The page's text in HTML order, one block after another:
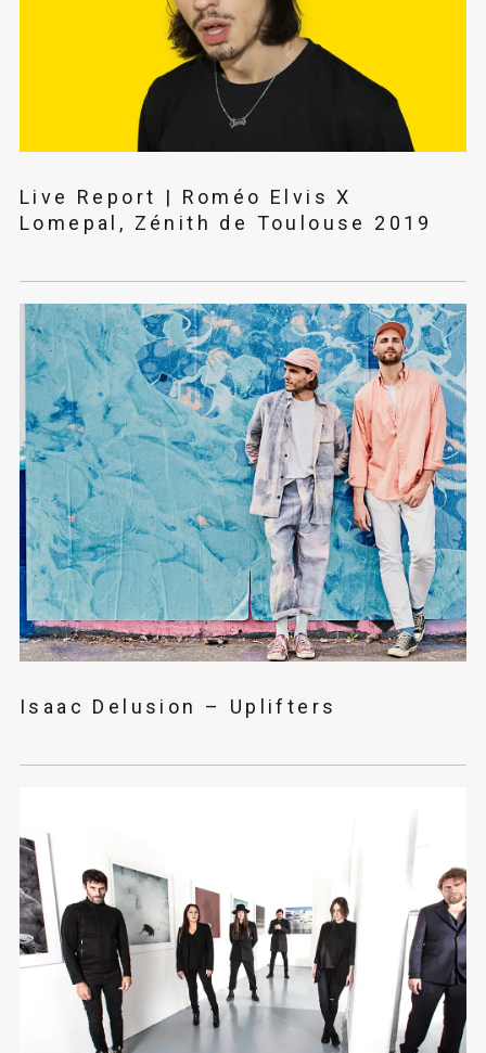
Live Report | Roméo Elvis X
Lomepal, Zénith de Toulouse 2019
Isaac Delusion – Uplifters